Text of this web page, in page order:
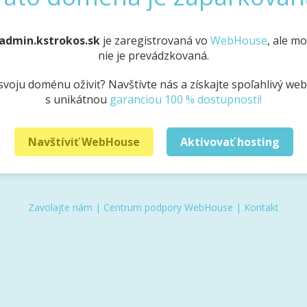
admin.kstrokos.skje zaregistrovaná vo WebHouse, ale
nie je prevádzkovaná.
doménu oživiť? Navštívte nás a získajte spoľahlivý
s unikátnou garanciou 100 % dostupnosti!
Navštíviť WebHouse Aktivovať hosting
Zavolajte nám | Centrum podpory WebHouse | Kontakt